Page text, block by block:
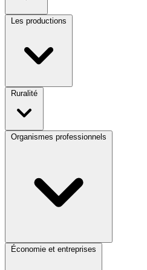
Les productions
Ruralité
Organismes professionnels
Économie et entreprises